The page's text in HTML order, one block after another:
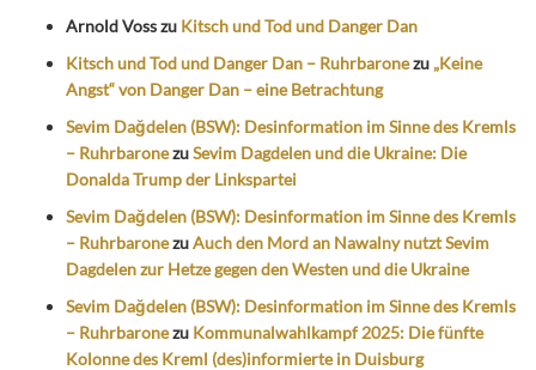
Arnold Vosszu Kitsch und Tod und Danger Dan
Kitsch und Tod und Danger Dan – Ruhrbaronezu „Keine
Angst“ von Danger Dan – eine Betrachtung
Sevim Dağdelen (BSW): Desinformation im Sinne des Kremls
– RuhrbaronezuSevim Dagdelen und die Ukraine: Die
Donalda Trump der Linkspartei
Sevim Dağdelen (BSW): Desinformation im Sinne des Kremls
– RuhrbaronezuAuch den Mord an Nawalny nutzt Sevim
Dagdelen zur Hetze gegen den Westen und die Ukraine
Sevim Dağdelen (BSW): Desinformation im Sinne des Kremls
– Ruhrbaronezu Kommunalwahlkampf 2025: Die fünfte
Kolonne des Kreml (des)informierte in Duisburg